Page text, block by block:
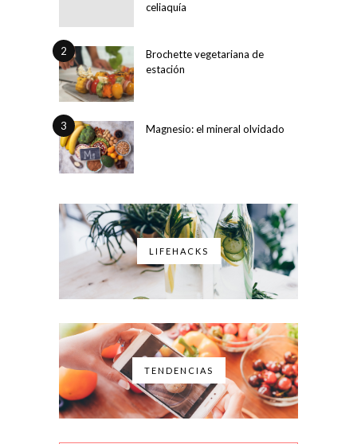
celiaquía
2
Brochette vegetariana de
estación
3 Magnesio: el mineral olvidado
LIFEHACKS
TENDENCIAS